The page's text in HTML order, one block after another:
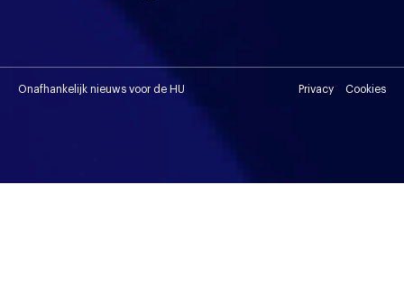
Onafhankelijk nieuws voor de HU Privacy Cookies